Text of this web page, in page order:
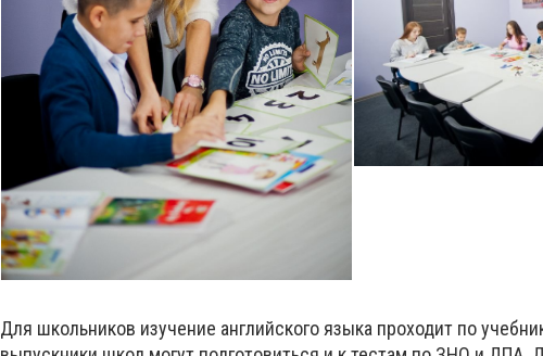
Для школьников изучение английского языка проходит по